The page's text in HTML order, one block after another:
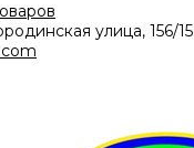
улица, 156/15